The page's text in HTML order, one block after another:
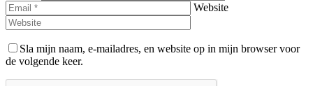
Website
Sla mijn naam, e-mailadres, en website op in mijn browser voor
de volgende keer.